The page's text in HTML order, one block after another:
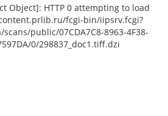
Object]: HTTP 0 attempting to load
fcgi-bin/iipsrv.fcgi?
public/07CDA7C8-8963-4F38-
0/298837_doc1.tiff.dzi